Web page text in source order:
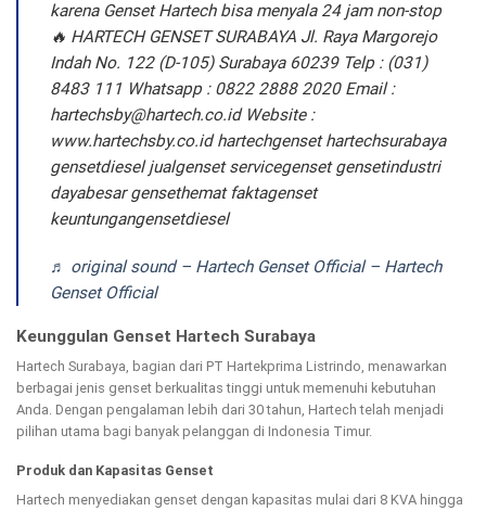
karena Genset Hartech bisa menyala 24 jam non-stop
🔥 HARTECH GENSET SURABAYA Jl. Raya Margorejo
Indah No. 122 (D-105) Surabaya 60239 Telp : (031)
8483 111 Whatsapp : 0822 2888 2020 Email :
hartechsby@hartech.co.idWebsite :
www.hartechsby.co.id hartechgenset hartechsurabaya
gensetdiesel jualgenset servicegenset gensetindustri
dayabesar gensethemat faktagenset
keuntungangensetdiesel
♬ original sound – Hartech Genset Official – Hartech
Genset Official
Keunggulan Genset Hartech Surabaya
Hartech Surabaya, bagian dari PT Hartekprima Listrindo, menawarkan
berbagai jenis genset berkualitas tinggi untuk memenuhi kebutuhan
Anda. Dengan pengalaman lebih dari 30 tahun, Hartech telah menjadi
pilihan utama bagi banyak pelanggan di Indonesia Timur.
Produk dan Kapasitas Genset
Hartech menyediakan genset dengan kapasitas mulai dari 8 KVA hingga